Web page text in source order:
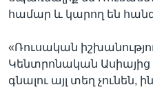
համար և կարող են
«Ռուսական
Կենտրոնական Ասիայից
գնալու այլ տեղ չունեն,